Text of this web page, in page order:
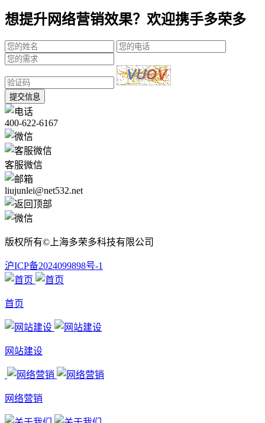
想提升网络营销效果？欢迎携手多荣多
提交信息
400-622-6167
客服微信
liujunlei@net532.net
版权所有©上海多荣多科技有限公司
沪ICP备2024099898号-1
首页
网站建设
网络营销